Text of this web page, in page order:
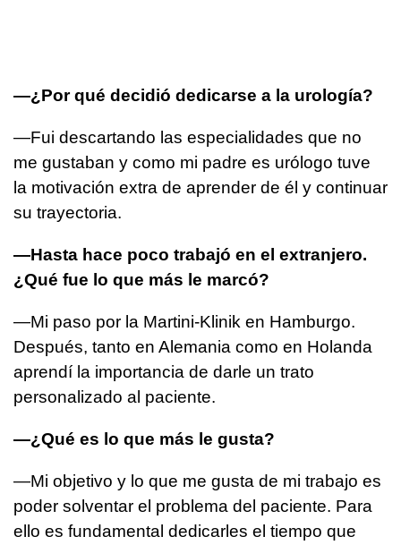
—¿Por qué decidió dedicarse a la urología?
—Fui descartando las especialidades que no
me gustaban y como mi padre es urólogo tuve
la motivación extra de aprender de él y continuar
su trayectoria.
—Hasta hace poco trabajó en el extranjero.
¿Qué fue lo que más le marcó?
—Mi paso por la Martini-Klinik en Hamburgo.
Después, tanto en Alemania como en Holanda
aprendí la importancia de darle un trato
personalizado al paciente.
—¿Qué es lo que más le gusta?
—Mi objetivo y lo que me gusta de mi trabajo es
poder solventar el problema del paciente. Para
ello es fundamental dedicarles el tiempo que